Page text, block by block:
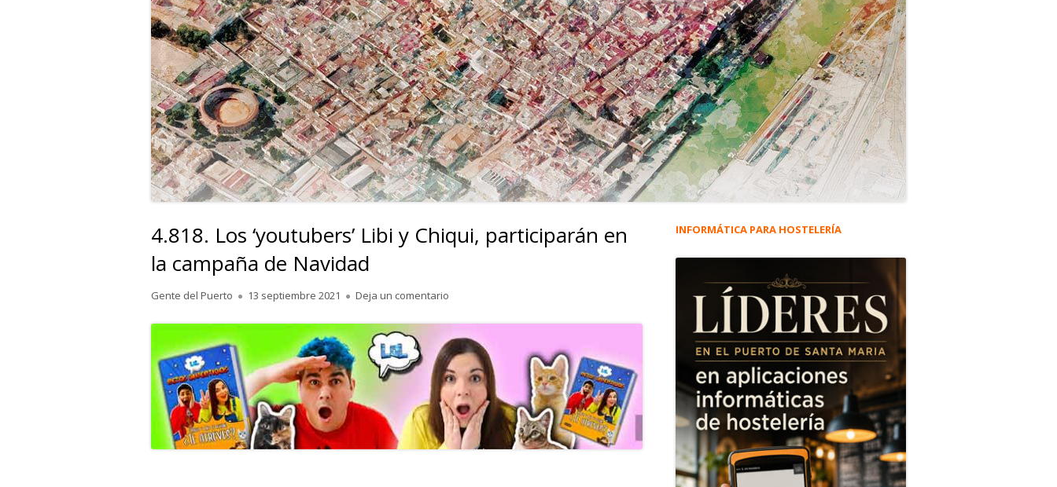
4.818. Los ‘youtubers’ Libi y Chiqui, participarán en
la campaña de Navidad
Autor
Gente del Puerto
Publicado
13 septiembre 2021 Deja un comentario para 4.818. Los ‘youtubers’ Libi y Chiqui, participarán en la campaña de Navidad
Barra
principal
INFORMÁTICA PARA HOSTELERÍA